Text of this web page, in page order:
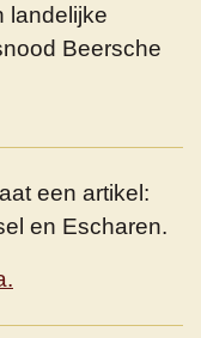
landelijke
Beersche
een artikel:
en Escharen.